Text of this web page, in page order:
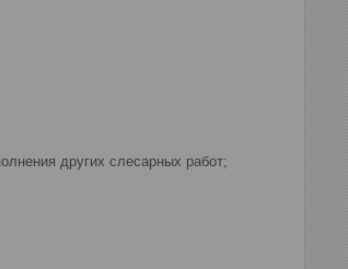
других слесарных работ;